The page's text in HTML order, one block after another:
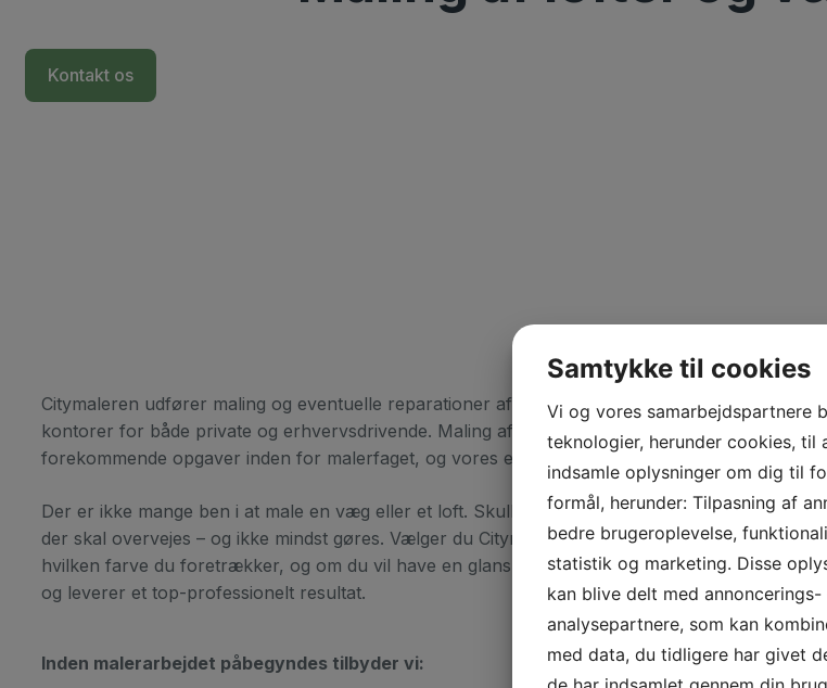
Kontakt os
Citymaleren udfører maling og eventuelle reparationer af vægge og lofter i lejligheder, villaer og
kontorer for både private og erhvervsdrivende. Maling af lofter og vægge er en af de hyppigst
forekommende opgaver inden for malerfaget, og vores erfaring er derfor meget stor.
Der er ikke mange ben i at male en væg eller et loft. Skulle man tro. Men alligevel er der en del,
der skal overvejes – og ikke mindst gøres. Vælger du Citymaleren, skal du ’bare’ tage stilling til,
hvilken farve du foretrækker, og om du vil have en glans i. Derefter udfører vi det hårde
og leverer et top-professionelt resultat.
Inden malerarbejdet påbegyndes tilbyder vi:
Samtykke til cookies
Vi og vores samarbejdspartnere
teknologier, herunder cookies, til
indsamle oplysninger om dig til
formål, herunder: Tilpasning af
bedre brugeroplevelse,
statistik og marketing. Disse
kan blive delt med annoncerings-
analysepartnere, som kan
med data, du tidligere har givet